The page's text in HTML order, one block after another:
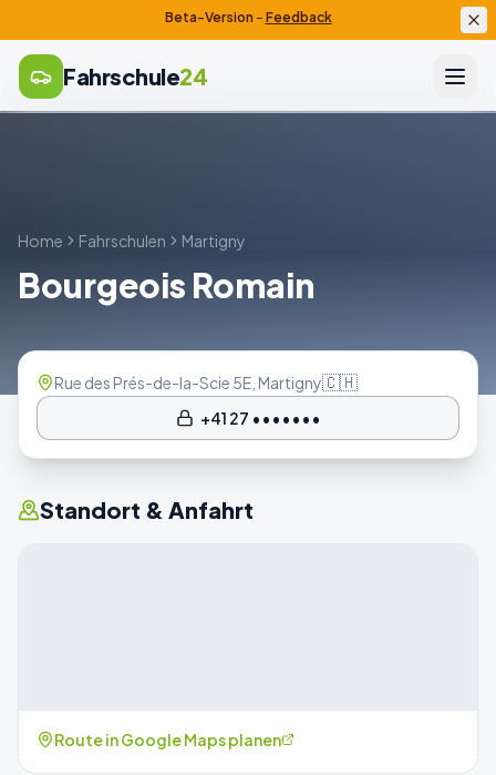
Beta-Version – Feedback
Fahrschule24
Home Fahrschulen Martigny
Bourgeois Romain
Rue des Prés-de-la-Scie 5E, Martigny🇨🇭
+41 27 •••••••
Standort & Anfahrt
Route in Google Maps planen